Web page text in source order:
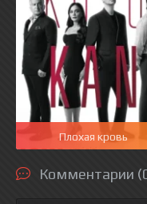
Плохая кровь
Комментарии